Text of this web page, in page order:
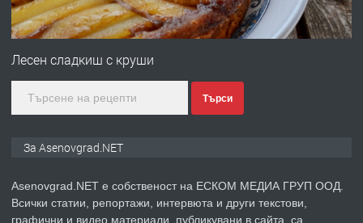
ПРЕДЛАГА
Професионална зеленчукорезачка
преди 2 години
Лесен сладкиш с круши
Търси
За Asenovgrad.NET
Asenovgrad.NET е собственост на ЕСКОМ МЕДИА ГРУП ООД.
Всички статии, репортажи, интервюта и други текстови,
графични и видео материали, публикувани в сайта, са